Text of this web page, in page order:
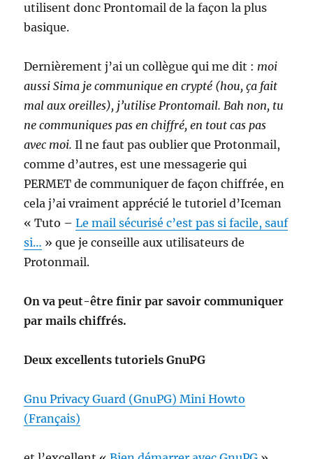
utilisent donc Prontomail de la façon la plus
basique.
Dernièrement j’ai un collègue qui me dit : moi
aussi Sima je communique en crypté (hou, ça fait
mal aux oreilles), j’utilise Prontomail. Bah non, tu
ne communiques pas en chiffré, en tout cas pas
avec moi. Il ne faut pas oublier que Protonmail,
comme d’autres, est une messagerie qui
PERMET de communiquer de façon chiffrée, en
cela j’ai vraiment apprécié le tutoriel d’Iceman
« Tuto –Le mail sécurisé c’est pas si facile, sauf
si… » que je conseille aux utilisateurs de
Protonmail.
On va peut-être finir par savoir communiquer
par mails chiffrés.
Deux excellents tutoriels GnuPG
Gnu Privacy Guard (GnuPG) Mini Howto
(Français)